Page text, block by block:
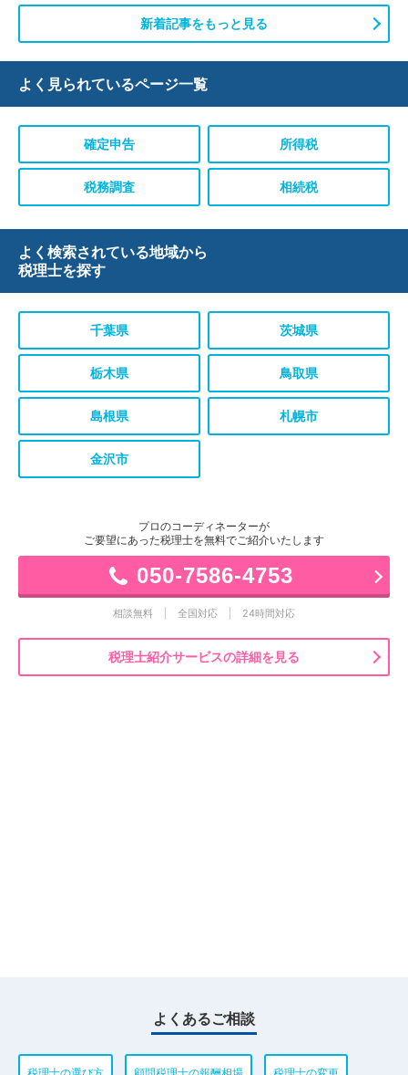
新着記事をもっと見る
よく見られているページ一覧
確定申告 所得税
税務調査 相続税
よく検索されている地域から
税理士を探す
千葉県 茨城県
栃木県 鳥取県
島根県 札幌市
金沢市
プロのコーディネーターが
ご要望にあった税理士を無料でご紹介いたします
050-7586-4753
相談無料 全国対応 24時間対応
税理士紹介サービスの詳細を見る
よくあるご相談